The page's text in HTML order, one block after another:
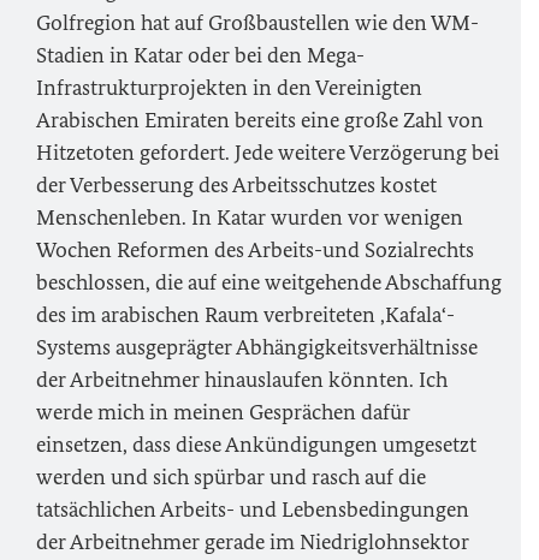
Golfregion hat auf Großbaustellen wie den WM-
Stadien in Katar oder bei den Mega-
Infrastrukturprojekten in den Vereinigten
Arabischen Emiraten bereits eine große Zahl von
Hitzetoten gefordert. Jede weitere Verzögerung bei
der Verbesserung des Arbeitsschutzes kostet
Menschenleben. In Katar wurden vor wenigen
Wochen Reformen des Arbeits-und Sozialrechts
beschlossen, die auf eine weitgehende Abschaffung
des im arabischen Raum verbreiteten ‚Kafala‘-
Systems ausgeprägter Abhängigkeitsverhältnisse
der Arbeitnehmer hinauslaufen könnten. Ich
werde mich in meinen Gesprächen dafür
einsetzen, dass diese Ankündigungen umgesetzt
werden und sich spürbar und rasch auf die
tatsächlichen Arbeits- und Lebensbedingungen
der Arbeitnehmer gerade im Niedriglohnsektor